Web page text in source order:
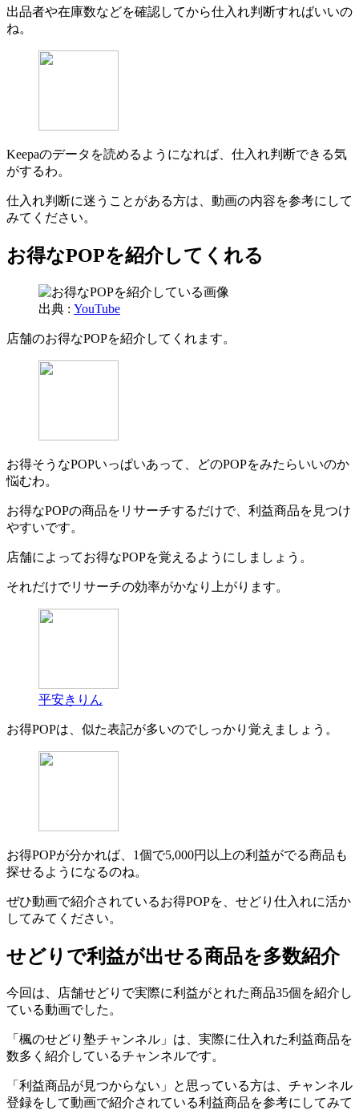
出品者や在庫数などを確認してから仕入れ判断すればいいの
ね。
Keepaのデータを読めるようになれば、仕入れ判断できる気
がするわ。
仕入れ判断に迷うことがある方は、動画の内容を参考にして
みてください。
お得なPOPを紹介してくれる
出典 : YouTube
店舗のお得なPOPを紹介してくれます。
お得そうなPOPいっぱいあって、どのPOPをみたらいいのか
悩むわ。
お得なPOPの商品をリサーチするだけで、利益商品を見つけ
やすいです。
店舗によってお得なPOPを覚えるようにしましょう。
それだけでリサーチの効率がかなり上がります。
平安きりん
お得POPは、似た表記が多いのでしっかり覚えましょう。
お得POPが分かれば、1個で5,000円以上の利益がでる商品も
探せるようになるのね。
ぜひ動画で紹介されているお得POPを、せどり仕入れに活か
してみてください。
せどりで利益が出せる商品を多数紹介
今回は、店舗せどりで実際に利益がとれた商品35個を紹介し
ている動画でした。
「楓のせどり塾チャンネル」は、実際に仕入れた利益商品を
数多く紹介しているチャンネルです。
「利益商品が見つからない」と思っている方は、チャンネル
登録をして動画で紹介されている利益商品を参考にしてみて